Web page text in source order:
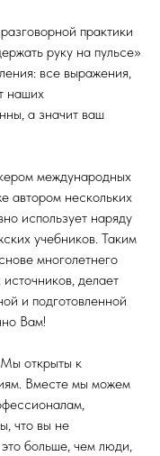
практики
руку на пульсе»
все выражения,
наших
а значит ваш
международных
автором нескольких
использует наряду
учебников. Таким
многолетнего
делает
и подготовленной
Вам!
открыты к
Вместе мы можем
что вы не
больше, чем люди,